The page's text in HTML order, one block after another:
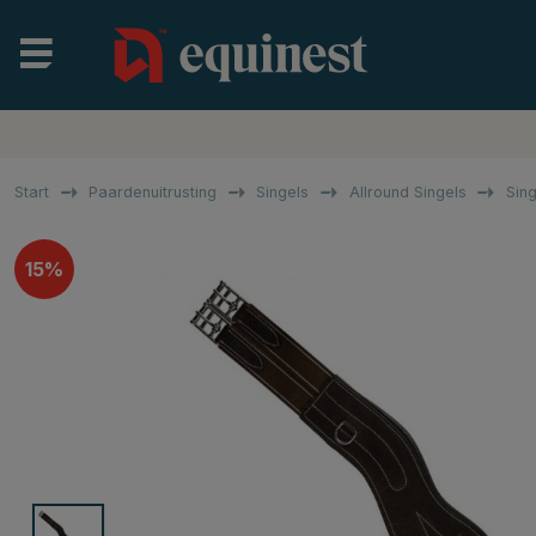
Start Paardenuitrusting Singels Allround Singels
15%